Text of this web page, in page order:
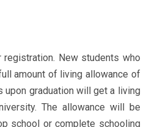
New students who
amount of living allowance of
upon graduation will get a living
The allowance will be
school or complete schooling